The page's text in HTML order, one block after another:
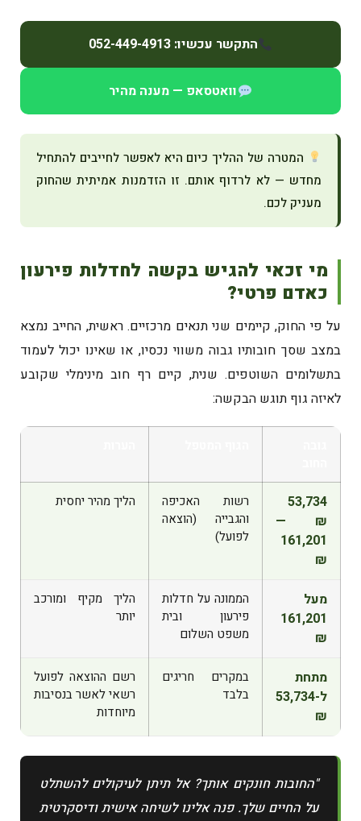
התקשר עכשיו: 052-449-4913
וואטסאפ — מענה מהיר
המטרה של ההליך כיום היא לאפשר לחייבים להתחיל
מחדש — לא לרדוף אותם. זו הזדמנות אמיתית שהחוק
מעניק לכם.
מי זכאי להגיש בקשה לחדלות פירעון
כאדם פרטי?
על פי החוק, קיימים שני תנאים מרכזיים. ראשית, החייב נמצא
במצב שסך חובותיו גבוה משווי נכסיו, או שאינו יכול לעמוד
בתשלומים השוטפים. שנית, קיים רף חוב מינימלי שקובע
לאיזה גוף תוגש הבקשה:
53,734
₪ —
161,201
₪
רשות האכיפה
והגבייה (הוצאה
לפועל)
הליך מהיר יחסית
מעל
161,201
₪
הממונה על חדלות
פירעון ובית
משפט השלום
הליך מקיף ומורכב
יותר
מתחת
ל-53,734
₪
במקרים חריגים
בלבד
רשם ההוצאה לפועל
רשאי לאשר בנסיבות
מיוחדות
"החובות חונקים אותך? אל תיתן לעיקולים להשתלט
על החיים שלך. פנה אלינו לשיחה אישית ודיסקרטית